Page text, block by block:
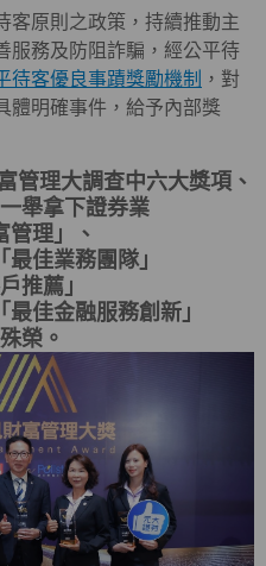
客原則之政策，持續推動主
服務及防阻詐騙，經公平待
待客優良事蹟獎勵機制 ，對
體明確事件，給予內部獎
管理大調查中六大獎項、
舉拿下證券業
管理」、
最佳業務團隊」
推薦」
最佳金融服務創新」
榮。